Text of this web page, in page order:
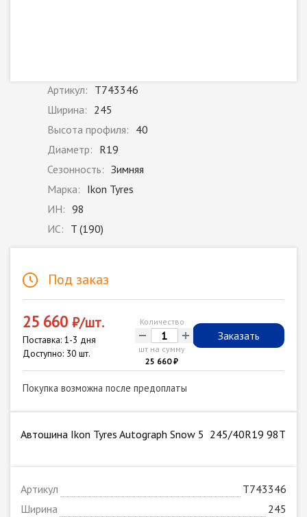
Артикул: T743346
Ширина: 245
Высота профиля: 40
Диаметр: R19
Сезонность: Зимняя
Марка: Ikon Tyres
ИН: 98
ИС: T (190)
Под заказ
25 660 ₽/шт.
Поставка: 1-3 дня
Доступно: 30 шт.
Количество
- +
шт на сумму
25 660 ₽
Заказать
Покупка возможна после предоплаты
Автошина Ikon Tyres Autograph Snow 5 245/40R19 98T
Артикул
T743346
Ширина
245